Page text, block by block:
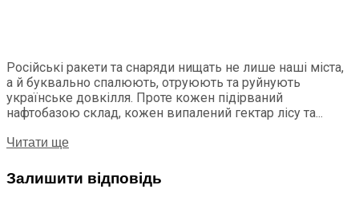
Російські ракети та снаряди нищать не лише наші міста,
а й буквально спалюють, отруюють та руйнують
українське довкілля. Проте кожен підірваний
нафтобазою склад, кожен випалений гектар лісу та...
Читати ще
Залишити відповідь